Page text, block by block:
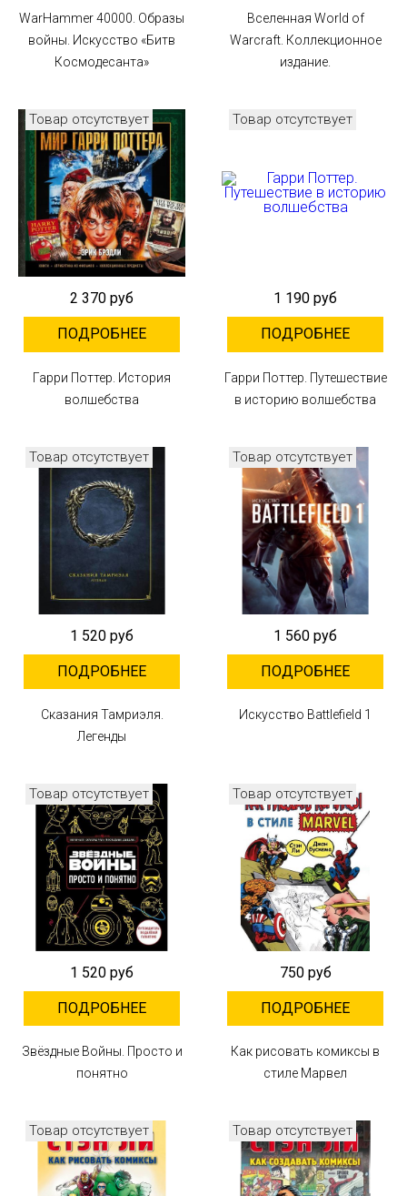
WarHammer 40000. Образы
войны. Искусство «Битв
Космодесанта»
Вселенная World of
Warcraft. Коллекционное
издание.
Товар отсутствует
2 370 руб
ПОДРОБНЕЕ
Гарри Поттер. История
волшебства
Товар отсутствует
1 190 руб
ПОДРОБНЕЕ
Гарри Поттер. Путешествие
в историю волшебства
Товар отсутствует
1 520 руб
ПОДРОБНЕЕ
Сказания Тамриэля.
Легенды
Товар отсутствует
1 560 руб
ПОДРОБНЕЕ
Искусство Battlefield 1
Товар отсутствует
1 520 руб
ПОДРОБНЕЕ
Звёздные Войны. Просто и
понятно
Товар отсутствует
750 руб
ПОДРОБНЕЕ
Как рисовать комиксы в
стиле Марвел
Товар отсутствует Товар отсутствует